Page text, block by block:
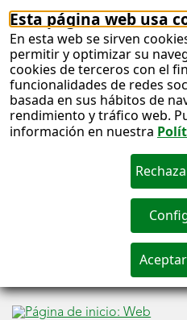
Esta página web usa
En esta web se sirven
permitir y optimizar su
cookies de terceros con el
funcionalidades de redes
basada en sus hábitos de
rendimiento y tráfico web.
información en nuestra